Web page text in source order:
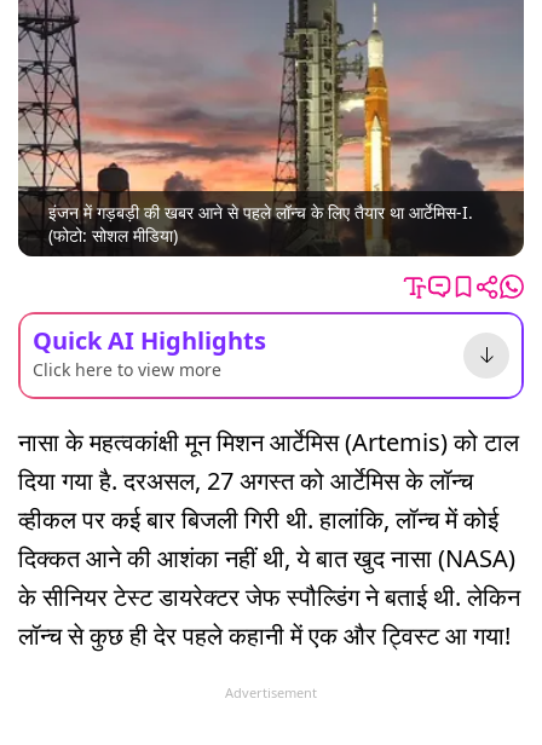
इंजन में गड़बड़ी की खबर आने से पहले लॉन्च के लिए तैयार था आर्टेमिस-I.
(फोटो: सोशल मीडिया)
Quick AI Highlights
Click here to view more
नासा के महत्वकांक्षी मून मिशन आर्टेमिस (Artemis) को टाल
दिया गया है. दरअसल, 27 अगस्त को आर्टेमिस के लॉन्च
व्हीकल पर कई बार बिजली गिरी थी. हालांकि, लॉन्च में कोई
दिक्कत आने की आशंका नहीं थी, ये बात खुद नासा (NASA)
के सीनियर टेस्ट डायरेक्टर जेफ स्पौल्डिंग ने बताई थी. लेकिन
लॉन्च से कुछ ही देर पहले कहानी में एक और ट्विस्ट आ गया!
Advertisement